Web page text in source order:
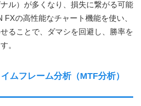
ル）が多くなり、損失に繋がる可能
FXの高性能なチャート機能を使い、
ることで、ダマシを回避し、勝率を
。
ムフレーム分析（MTF分析）